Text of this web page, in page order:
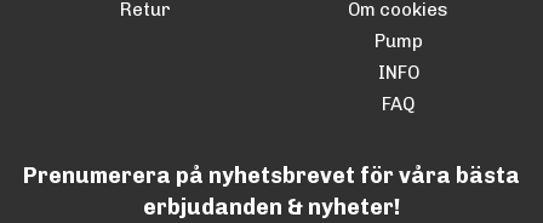
Retur
Om cookies
Pump
INFO
FAQ
Prenumerera på nyhetsbrevet för våra bästa
erbjudanden & nyheter!